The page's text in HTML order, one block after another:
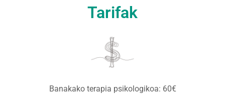
Tarifak
Banakako terapia psikologikoa: 60€